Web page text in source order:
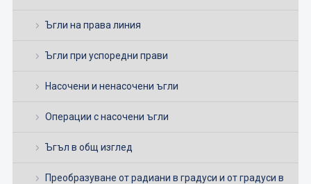
Ъгли на права линия
Ъгли при успоредни прави
Насочени и ненасочени ъгли
Операции с насочени ъгли
Ъгъл в общ изглед
Преобразуване от радиани в градуси и от градуси в